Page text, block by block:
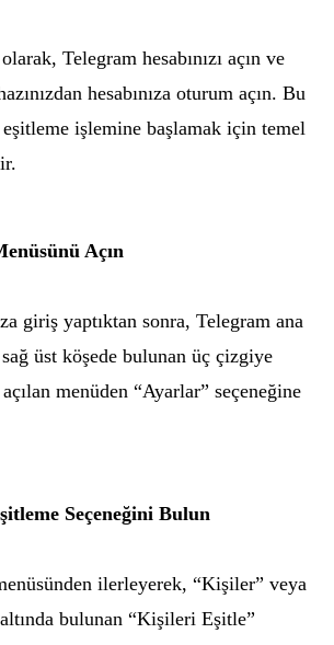
Telegram hesabınızı açın ve
hesabınıza oturum açın. Bu
işlemine başlamak için temel
Açın
giriş yaptıktan sonra, Telegram ana
sağ üst köşede bulunan üç çizgiye
menüden “Ayarlar” seçeneğine
Seçeneğini Bulun
ilerleyerek, “Kişiler” veya
bulunan “Kişileri Eşitle”